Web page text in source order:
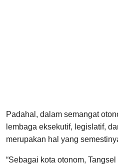
Padahal, dalam semangat
lembaga eksekutif, legislatif,
merupakan hal yang
“Sebagai kota otonom,